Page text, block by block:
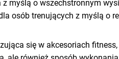
myślą o wszechstronnym
osób trenujących z myślą o
się w akcesoriach